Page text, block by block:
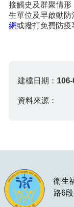
接觸史及群聚情
生單位及早啟動
網或撥打免費防疫
建檔日期：
資料來源：
衛生
路6